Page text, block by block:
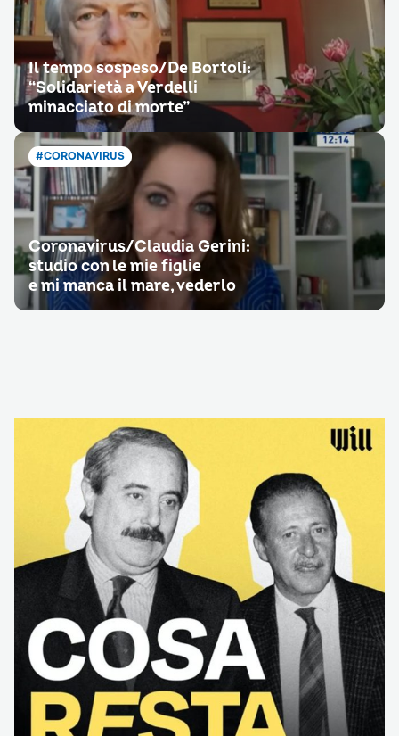
Il tempo sospeso/De Bortoli:
“Solidarietà a Verdelli
minacciato di morte”
#CORONAVIRUS
Coronavirus/Claudia Gerini:
studio con le mie figlie
e mi manca il mare, vederlo